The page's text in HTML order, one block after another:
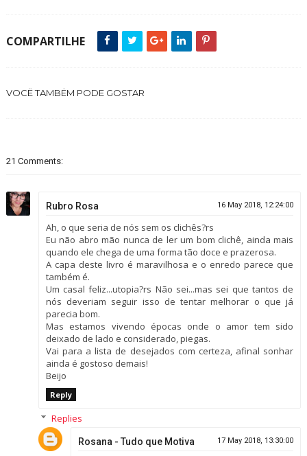
COMPARTILHE
VOCÊ TAMBÉM PODE GOSTAR
21 Comments:
Rubro Rosa 16 May 2018, 12:24:00
Ah, o que seria de nós sem os clichês?rs
Eu não abro mão nunca de ler um bom clichê, ainda mais
quando ele chega de uma forma tão doce e prazerosa.
A capa deste livro é maravilhosa e o enredo parece que
também é.
Um casal feliz...utopia?rs Não sei...mas sei que tantos de
nós deveriam seguir isso de tentar melhorar o que já
parecia bom.
Mas estamos vivendo épocas onde o amor tem sido
deixado de lado e considerado, piegas.
Vai para a lista de desejados com certeza, afinal sonhar
ainda é gostoso demais!
Beijo
Reply
Replies
Rosana - Tudo que Motiva 17 May 2018, 13:30:00